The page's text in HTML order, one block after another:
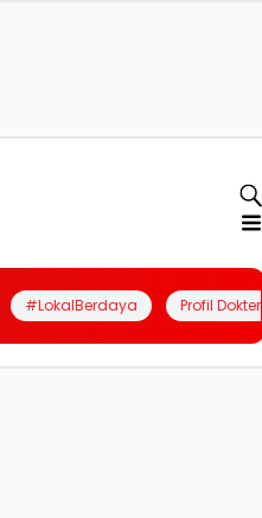
#LokalBerdaya Profil Dokter